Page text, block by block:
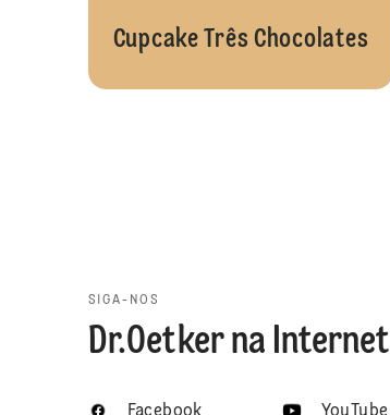
Cupcake Três Chocolates
SIGA-NOS
Dr.Oetker na Internet